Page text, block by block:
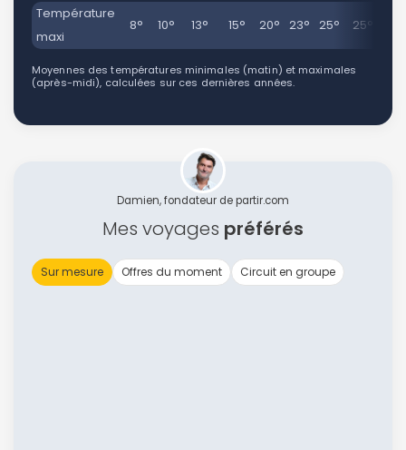
Température
maxi
8° 10° 13° 15° 20° 23° 25° 25°
Moyennes des températures minimales (matin) et maximales
(après-midi), calculées sur ces dernières années.
Damien, fondateur de partir.com
Mes voyages préférés
Sur mesure Offres du moment Circuit en groupe